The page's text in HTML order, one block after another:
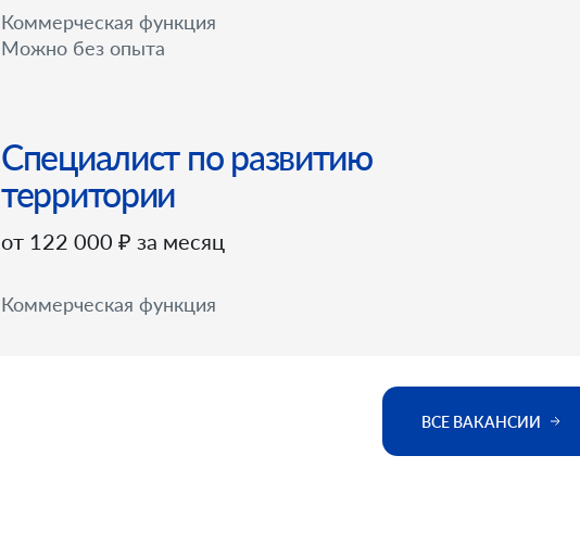
Коммерческая функция
Можно без опыта
Специалист по развитию
территории
от 122 000 ₽ за месяц
Коммерческая функция
ВСЕ ВАКАНСИИ